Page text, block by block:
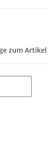
zum Artikel